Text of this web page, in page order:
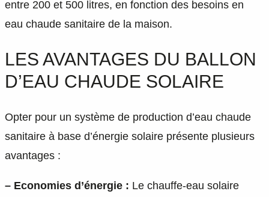
entre 200 et 500 litres, en fonction des besoins en
eau chaude sanitaire de la maison.
LES AVANTAGES DU BALLON
D’EAU CHAUDE SOLAIRE
Opter pour un système de production d’eau chaude
sanitaire à base d’énergie solaire présente plusieurs
avantages :
– Economies d’énergie : Le chauffe-eau solaire